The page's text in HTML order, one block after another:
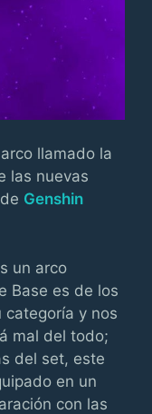
llamado la
las nuevas
Genshin
un arco
Base es de los
categoría y nos
mal del todo;
del set, este
en un
con las